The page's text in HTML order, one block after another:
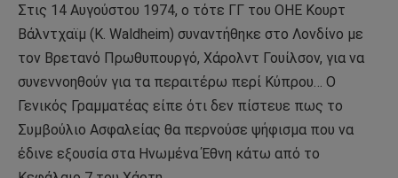
Στις 14 Αυγούστου 1974, ο τότε ΓΓ του ΟΗΕ Κουρτ
Βάλντχαϊμ (K. Waldheim) συναντήθηκε στο Λονδίνο με
τον Βρετανό Πρωθυπουργό, Χάρολντ Γουίλσον, για να
συνεννοηθούν για τα περαιτέρω περί Κύπρου… Ο
Γενικός Γραμματέας είπε ότι δεν πίστευε πως το
Συμβούλιο Ασφαλείας θα περνούσε ψήφισμα που να
έδινε εξουσία στα Ηνωμένα Έθνη κάτω από το